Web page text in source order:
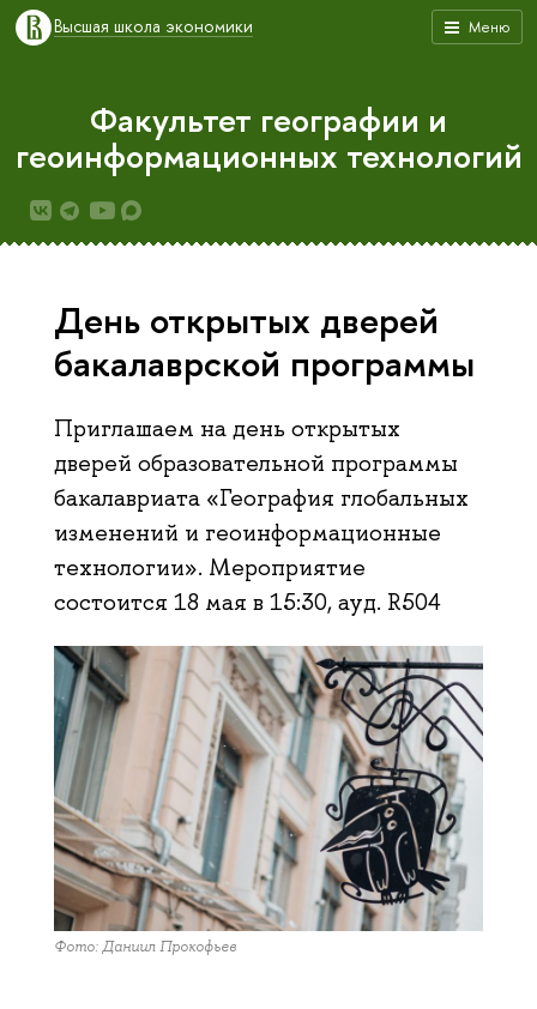
Меню
Высшая школа экономики
Факультет географии и
геоинформационных технологий
День открытых дверей
бакалаврской программы
Приглашаем на день открытых
дверей образовательной программы
бакалавриата «География глобальных
изменений и геоинформационные
технологии». Мероприятие
состоится 18 мая в 15:30, ауд. R504
Фото: Даниил Прокофьев